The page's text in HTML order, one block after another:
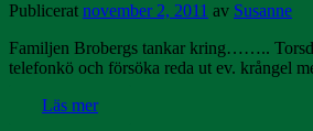
Publicerat november 2, 2011 av Susanne
Familjen Brobergs tankar kring……..
telefonkö och försöka reda ut ev. krångel
Läs mer